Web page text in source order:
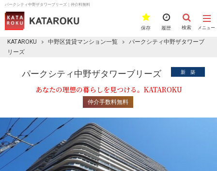
パークシティ中野ザタワーブリーズ｜仲介料無料
メニュー
検索
履歴
保存
KATAROKU 中野区賃貸マンション一覧
パークシティ中野ザタワーブ
リーズ
パークシティ中野ザタワーブリーズ 新 築
あなたの理想の暮らしを見つける。KATAROKU
仲介手数料無料